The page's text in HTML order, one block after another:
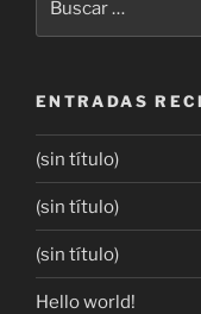
ENTRADAS
(sin título)
(sin título)
(sin título)
Hello world!